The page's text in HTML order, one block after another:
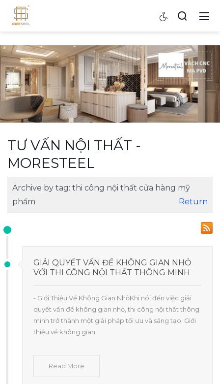
TƯ VẤN NỘI THẤT -
MORESTEEL
Archive by tag: thi công nội thất cửa hàng mỹ
phẩm
Return
GIẢI QUYẾT VẤN ĐỀ KHÔNG GIAN NHỎ
VỚI THI CÔNG NỘI THẤT THÔNG MINH
- Giới Thiệu Về Không Gian NhỏKhi nói đến việc giải
quyết vấn đề không gian nhỏ, thi công nội thất thông
minh trở thành một giải pháp tối ưu và sáng tạo. Giới
thiệu về không gian
Read More